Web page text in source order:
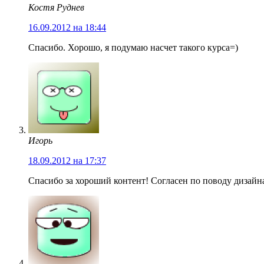
Костя Руднев
16.09.2012 на 18:44
Спасибо. Хорошо, я подумаю насчет такого курса=)
Игорь
18.09.2012 на 17:37
Спасибо за хороший контент! Согласен по поводу